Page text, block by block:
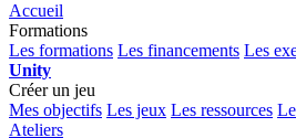
Accueil
Formations
Les formations Les financements Les
Unity
Créer un jeu
Mes objectifs Les jeux Les ressources
Ateliers